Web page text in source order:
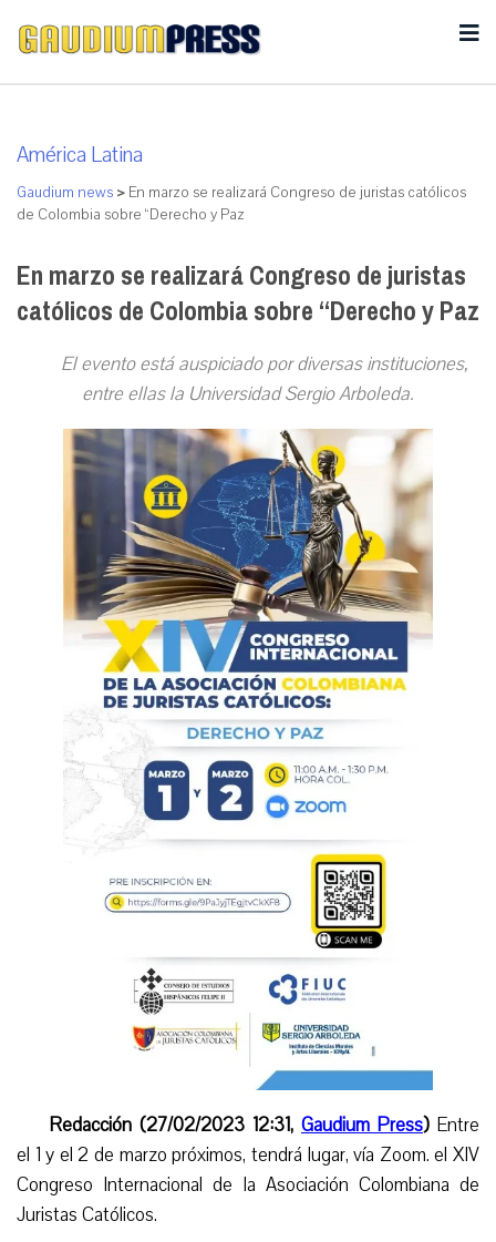
América Latina
Gaudium news > En marzo se realizará Congreso de juristas católicos
de Colombia sobre “Derecho y Paz
En marzo se realizará Congreso de juristas
católicos de Colombia sobre “Derecho y Paz
El evento está auspiciado por diversas instituciones,
entre ellas la Universidad Sergio Arboleda.
Redacción (27/02/2023 12:31, Gaudium Press) Entre
el 1 y el 2 de marzo próximos, tendrá lugar, vía Zoom. el XIV
Congreso Internacional de la Asociación Colombiana de
Juristas Católicos.